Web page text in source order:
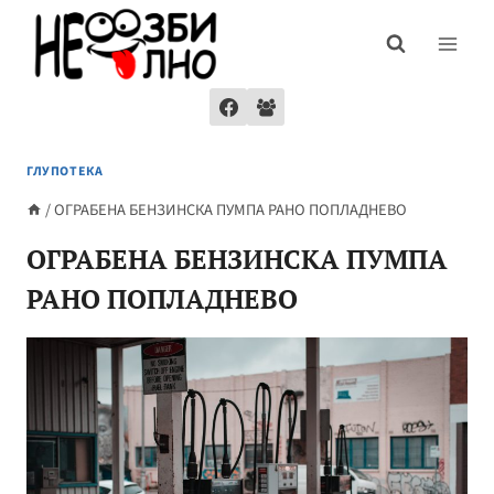
content
ГЛУПОТЕКА
/ОГРАБЕНА БЕНЗИНСКА ПУМПА РАНО ПОПЛАДНЕВО
ОГРАБЕНА БЕНЗИНСКА ПУМПА
РАНО ПОПЛАДНЕВО